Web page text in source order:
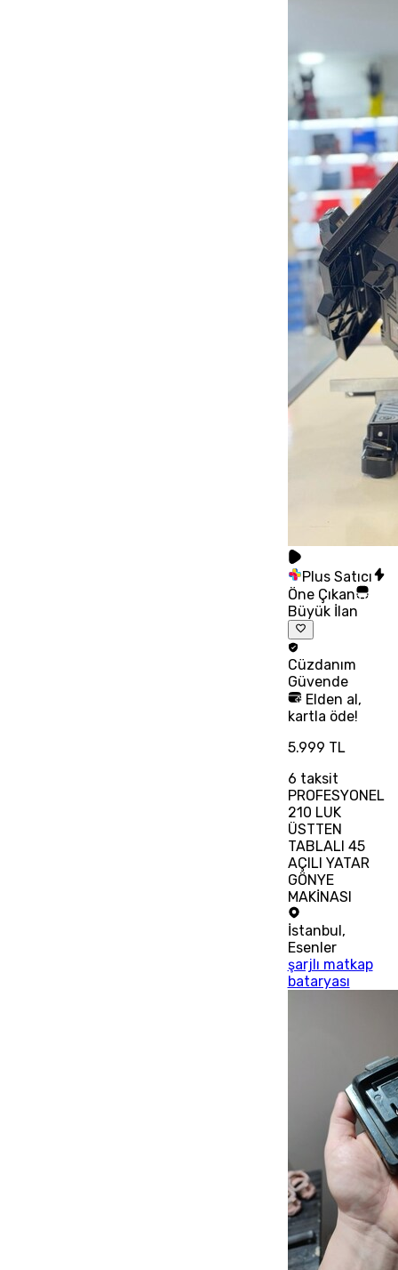
Plus Satıcı
Öne Çıkan
Büyük İlan
Cüzdanım
Güvende
Elden al,
kartla öde!
5.999 TL
6 taksit
PROFESYONEL
210 LUK
ÜSTTEN
TABLALI 45
AÇILI YATAR
GÖNYE
MAKİNASI
İstanbul ,
Esenler
şarjlı matkap
bataryası